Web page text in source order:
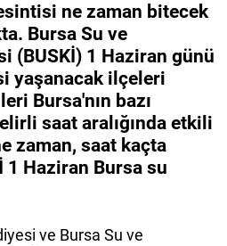
ne zaman bitecek
Bursa Su ve
(BUSKİ) 1 Haziran günü
yaşanacak ilçeleri
Bursa'nın bazı
saat aralığında etkili
zaman, saat kaçta
1 Haziran Bursa su
ve Bursa Su ve